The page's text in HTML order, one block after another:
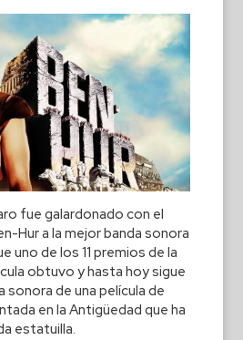
fue galardonado con el
Hur a la mejor banda sonora
uno de los 11 premios de la
obtuvo y hasta hoy sigue
sonora de una película de
en la Antigüedad que ha
estatuilla.